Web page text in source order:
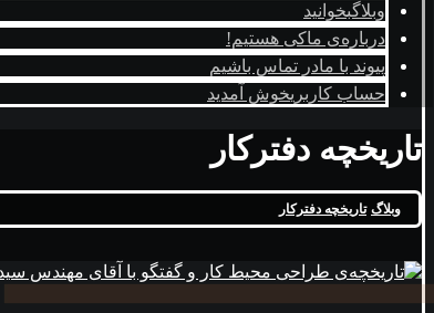
وبلاگبخوانید
درباره‌ی ماکی هستیم!
پیوند با مادر تماس باشیم
حساب کاربریخوش آمدید
تاریخچه دفترکار
وبلاگ تاریخچه دفترکار